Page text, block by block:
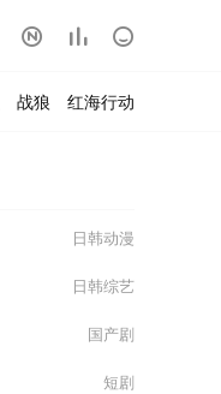
  
战狼 红海行动
日韩动漫
日韩综艺
国产剧
短剧